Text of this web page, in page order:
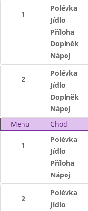
1
Polévka
Jídlo
Příloha
Doplněk
Nápoj
2
Polévka
Jídlo
Doplněk
Nápoj
Menu
Chod
1
Polévka
Jídlo
Příloha
Nápoj
2
Polévka
Jídlo